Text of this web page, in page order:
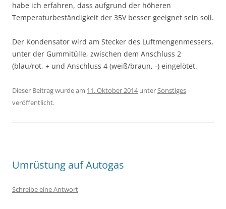
habe ich erfahren, dass aufgrund der höheren
Temperaturbeständigkeit der 35V besser geeignet sein soll.
Der Kondensator wird am Stecker des Luftmengenmessers,
unter der Gummitülle, zwischen dem Anschluss 2
(blau/rot, + und Anschluss 4 (weiß/braun, -) eingelötet.
Dieser Beitrag wurde am 11. Oktober 2014unterSonstiges
veröffentlicht.
Umrüstung auf Autogas
Schreibe eine Antwort